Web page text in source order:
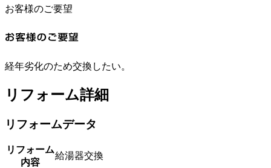
お客様のご要望
経年劣化のため交換したい。
リフォーム詳細
リフォームデータ
リフォーム
内容
給湯器交換